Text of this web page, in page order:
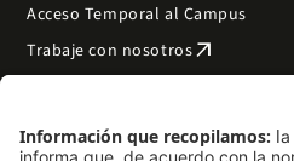
Acceso Temporal al Campus
Trabaje con nosotrosarrow_outward
Preguntas frecuentes